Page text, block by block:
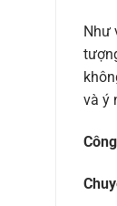
Như
và ý